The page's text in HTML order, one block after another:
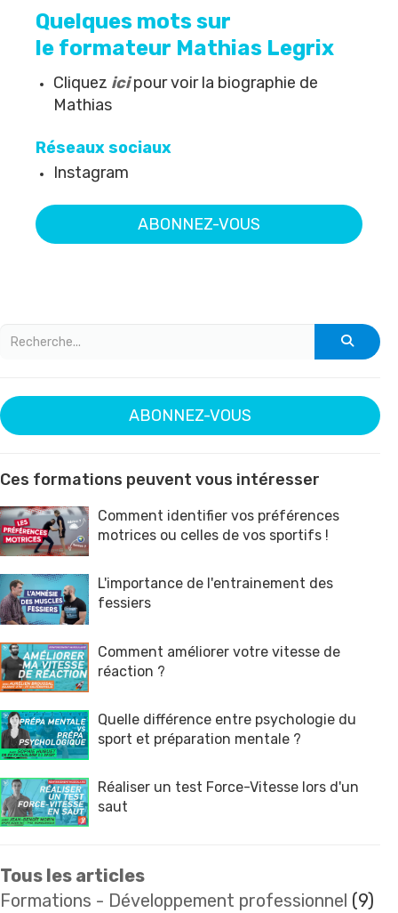
Quelques mots sur
le formateur Mathias Legrix
Cliquez icipour voir la biographie de
Mathias
Réseaux sociaux
Instagram
ABONNEZ-VOUS
ABONNEZ-VOUS
Ces formations peuvent vous intéresser
Comment identifier vos préférences
motrices ou celles de vos sportifs !
L'importance de l'entrainement des
fessiers
Comment améliorer votre vitesse de
réaction ?
Quelle différence entre psychologie du
sport et préparation mentale ?
Réaliser un test Force-Vitesse lors d'un
saut
Tous les articles
Formations - Développement professionnel (9)